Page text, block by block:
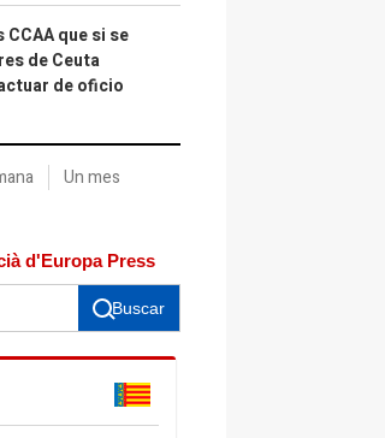
que si se
de Ceuta
de oficio
Un mes
d'Europa Press
Buscar